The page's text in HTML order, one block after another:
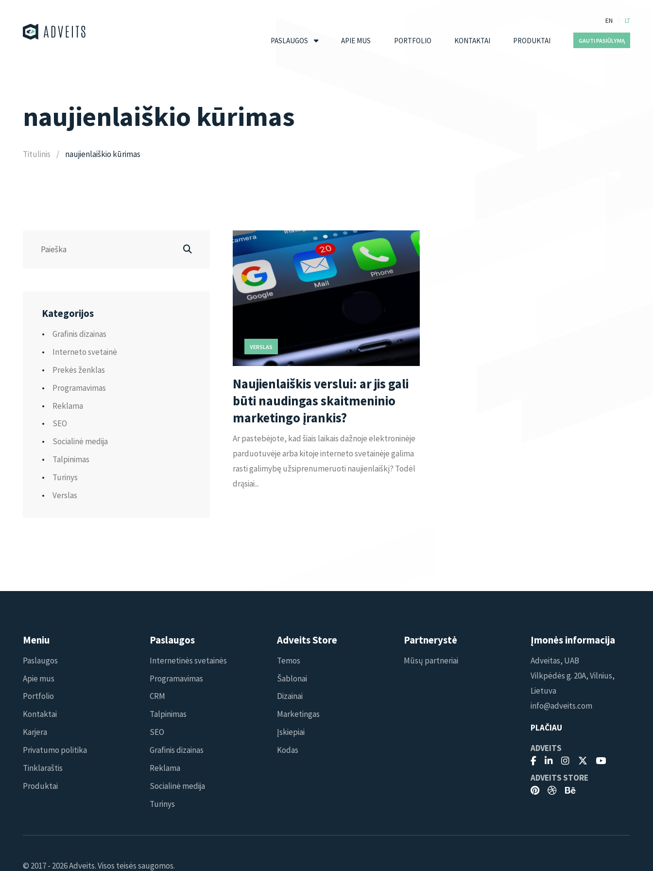
EN LT
PASLAUGOS APIE MUS PORTFOLIO KONTAKTAI PRODUKTAI GAUTI PASIŪLYMĄ
naujienlaiškio kūrimas
Titulinis naujienlaiškio kūrimas
Kategorijos
Grafinis dizainas
Interneto svetainė
Prekės ženklas
Programavimas
Reklama
SEO
Socialinė medija
Talpinimas
Turinys
Verslas
VERSLAS
Naujienlaiškis verslui: ar jis gali
būti naudingas skaitmeninio
marketingo įrankis?
Ar pastebėjote, kad šiais laikais dažnoje elektroninėje
parduotuvėje arba kitoje interneto svetainėje galima
rasti galimybę užsiprenumeruoti naujienlaiškį? Todėl
drąsiai...
Meniu
Paslaugos
Apie mus
Portfolio
Kontaktai
Karjera
Privatumo politika
Tinklaraštis
Produktai
Paslaugos
Internetinės svetainės
Programavimas
CRM
Talpinimas
SEO
Grafinis dizainas
Reklama
Socialinė medija
Turinys
Adveits Store
Temos
Šablonai
Dizainai
Marketingas
Įskiepiai
Kodas
Partnerystė
Mūsų partneriai
Įmonės informacija
Adveitas, UAB
Vilkpėdės g. 20A, Vilnius,
Lietuva
info@adveits.com
PLAČIAU
ADVEITS
ADVEITS STORE
© 2017 - 2026 Adveits. Visos teisės saugomos.